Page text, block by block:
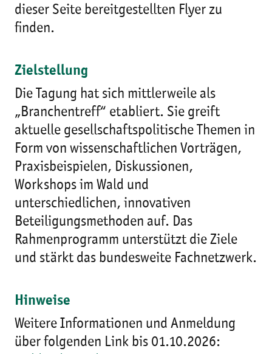
dieser Seite bereitgestellten Flyer zu
finden.
Zielstellung
Die Tagung hat sich mittlerweile als
„Branchentreff“ etabliert. Sie greift
aktuelle gesellschaftspolitische Themen in
Form von wissenschaftlichen Vorträgen,
Praxisbeispielen, Diskussionen,
Workshops im Wald und
unterschiedlichen, innovativen
Beteiligungsmethoden auf. Das
Rahmenprogramm unterstützt die Ziele
und stärkt das bundesweite Fachnetzwerk.
Hinweise
Weitere Informationen und Anmeldung
über folgenden Link bis 01.10.2026: